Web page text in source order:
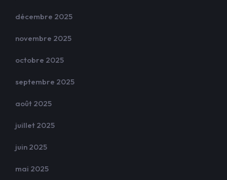
décembre 2025
novembre 2025
octobre 2025
septembre 2025
août 2025
juillet 2025
juin 2025
mai 2025